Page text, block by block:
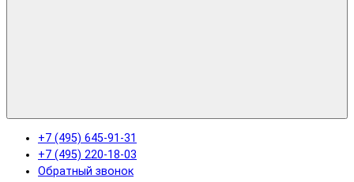
+7 (495) 645-91-31
+7 (495) 220-18-03
Обратный звонок